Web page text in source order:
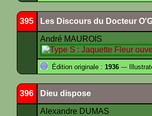
395 Les Discours du Docteur
André MAUROIS
Édition originale : 1936 ---
396 Dieu dispose
Alexandre DUMAS